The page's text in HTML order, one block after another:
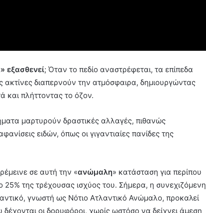
εξασθενεί; Όταν το πεδίο αναστρέφεται, τα επίπεδα
ακτίνες διαπερνούν την ατμόσφαιρα, δημιουργώντας
και πλήττοντας το όζον.
μαρτυρούν δραστικές αλλαγές, πιθανώς
ειδών, όπως οι γιγαντιαίες πανίδες της
σε αυτή την «ανώμαλη» κατάσταση για περίπου
25% της τρέχουσας ισχύος του. Σήμερα, η συνεχιζόμενη
γνωστή ως Νότιο Ατλαντικό Ανώμαλο, προκαλεί
οι δορυφόροι, χωρίς ωστόσο να δείχνει άμεση